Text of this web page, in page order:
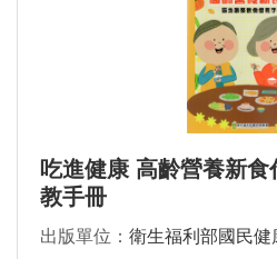
吃進健康 高齡營養新
教手冊
出版單位： 衛生福利部國民健